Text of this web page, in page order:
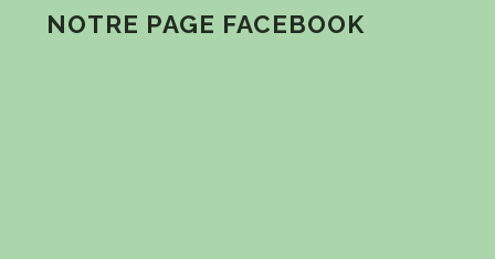
NOTRE PAGE FACEBOOK